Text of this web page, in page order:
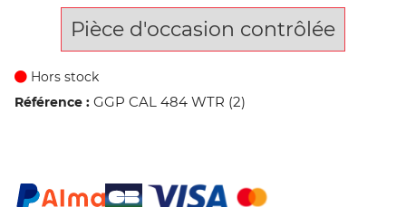
Pièce d'occasion contrôlée
Hors stock
Référence : GGP CAL 484 WTR (2)